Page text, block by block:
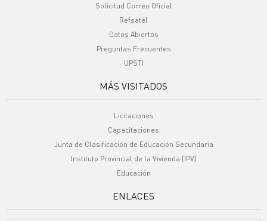
Solicitud Correo Oficial
Refsatel
Datos Abiertos
Preguntas Frecuentes
UPSTI
MÁS VISITADOS
Licitaciones
Capacitaciones
Junta de Clasificación de Educación Secundaria
Instituto Provincial de la Vivienda (IPV)
Educación
ENLACES